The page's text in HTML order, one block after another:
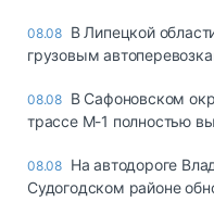
08.08 В Липецкой
грузовым
08.08 В Сафоновском
трассе М-1 полностью
08.08 На автодороге
Судогодском районе